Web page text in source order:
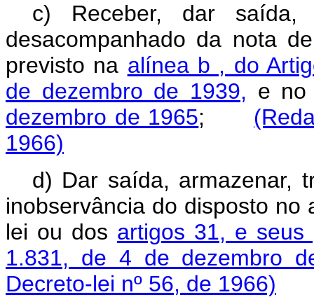
c) Receber, dar saída,
desacompanhado da nota
previsto na alínea b , do
de dezembro de 1939, e
dezembro de 1965;
1966)
d) Dar saída, armazenar,
inobservância do disposto no
lei ou dos artigos 31, e seus
1.831, de 4 de dezembro
Decreto-lei nº 56, de 1966)